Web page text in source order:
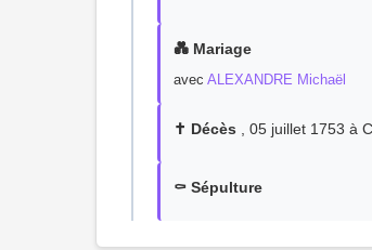
💑 Mariage
avec ALEXANDRE Michaël
✝️ Décès , 05 juillet 1753 à
⚰️ Sépulture